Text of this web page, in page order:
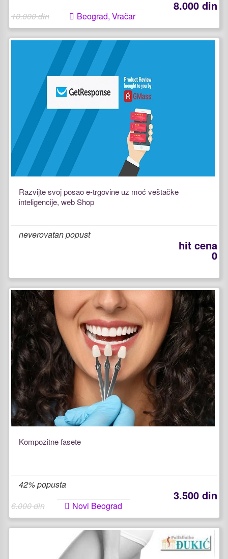
8.000 din
10.000 din Beograd, Vračar
Razvijte svoj posao e-trgovine uz moć veštačke
inteligencije, web Shop
neverovatan popust
hit cena
0
Kompozitne fasete
42% popusta
3.500 din
6.000 din Novi Beograd